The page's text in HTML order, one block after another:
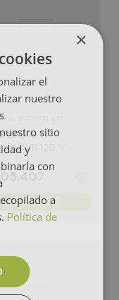
UPS APC
AVR 120 V
COMPRAR
×
el
nuestro
sitio
y
con
a
Política de